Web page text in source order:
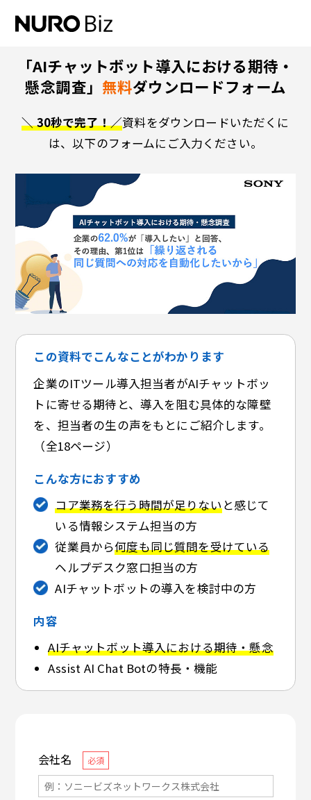
「AIチャットボット導入における期待・
懸念調査」 無料ダウンロードフォーム
＼ 30秒で完了！／資料をダウンロードいただくに
は、以下のフォームにご入力ください。
この資料でこんなことがわかります
企業のITツール導入担当者がAIチャットボッ
トに寄せる期待と、導入を阻む具体的な障壁
を、担当者の生の声をもとにご紹介します。
（全18ページ）
こんな方におすすめ
コア業務を行う時間が足りないと感じて
いる情報システム担当の方
従業員から何度も同じ質問を受けている
ヘルプデスク窓口担当の方
AIチャットボットの導入を検討中の方
内容
AIチャットボット導入における期待・懸念
Assist AI Chat Botの特長・機能